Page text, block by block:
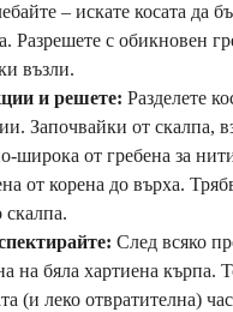
– искате косата да
Разрешете с обикновен
възли.
и решете: Разделете
Започвайки от скалпа,
широка от гребена за
от корена до върха.
скалпа.
След всяко
на бяла хартиена кърпа.
(и леко отвратителна)